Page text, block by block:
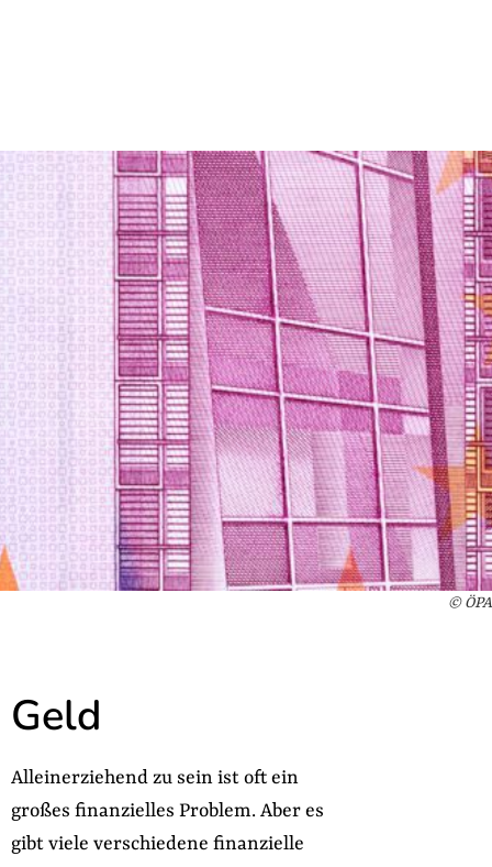
© ÖPA
Geld
Alleinerziehend zu sein ist oft ein
großes finanzielles Problem. Aber es
gibt viele verschiedene finanzielle